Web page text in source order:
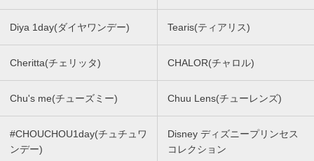
Diya 1day(ダイヤワンデー) Tearis(ティアリス)
Cheritta(チェリッタ) CHALOR(チャロル)
Chu's me(チューズミー) Chuu Lens(チューレンズ)
#CHOUCHOU1day(チュチュワ
ンデー)
Disney ディズニープリンセス
コレクション